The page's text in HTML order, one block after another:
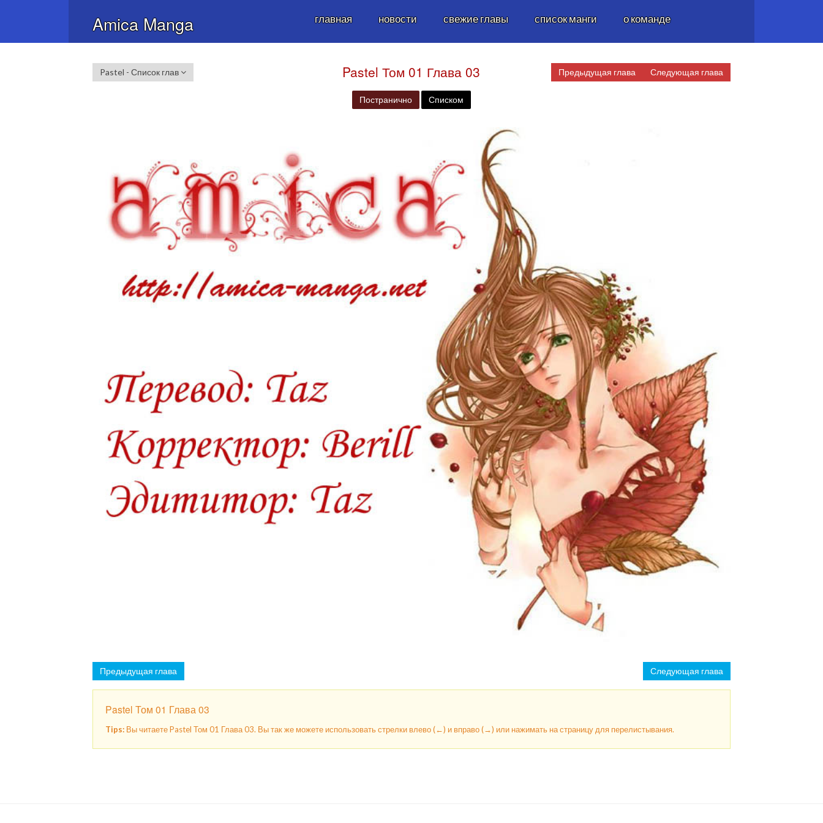
Amica Manga главная новости свежие главы список манги о команде
Pastel - Список глав Pastel Том 01 Глава 03
Постранично Списком
Предыдущая глава Следующая глава
Предыдущая глава Следующая глава
Pastel Том 01 Глава 03
Tips: Вы читаете Pastel Том 01 Глава 03. Вы так же можете использовать стрелки влево (←) и вправо (→) или нажимать на страницу для перелистывания.